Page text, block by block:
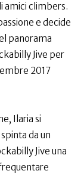
amici climbers.
e decide
panorama
Jive per
2017
Ilaria si
da un
Jive una